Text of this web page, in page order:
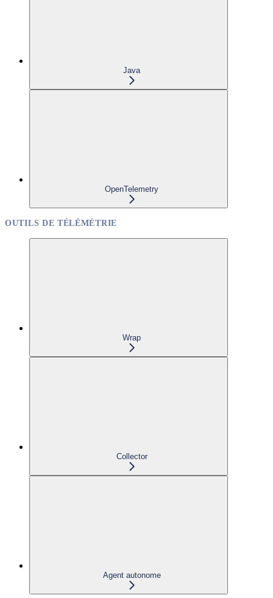
Java
OpenTelemetry
OUTILS DE TÉLÉMÉTRIE
Wrap
Collector
Agent autonome